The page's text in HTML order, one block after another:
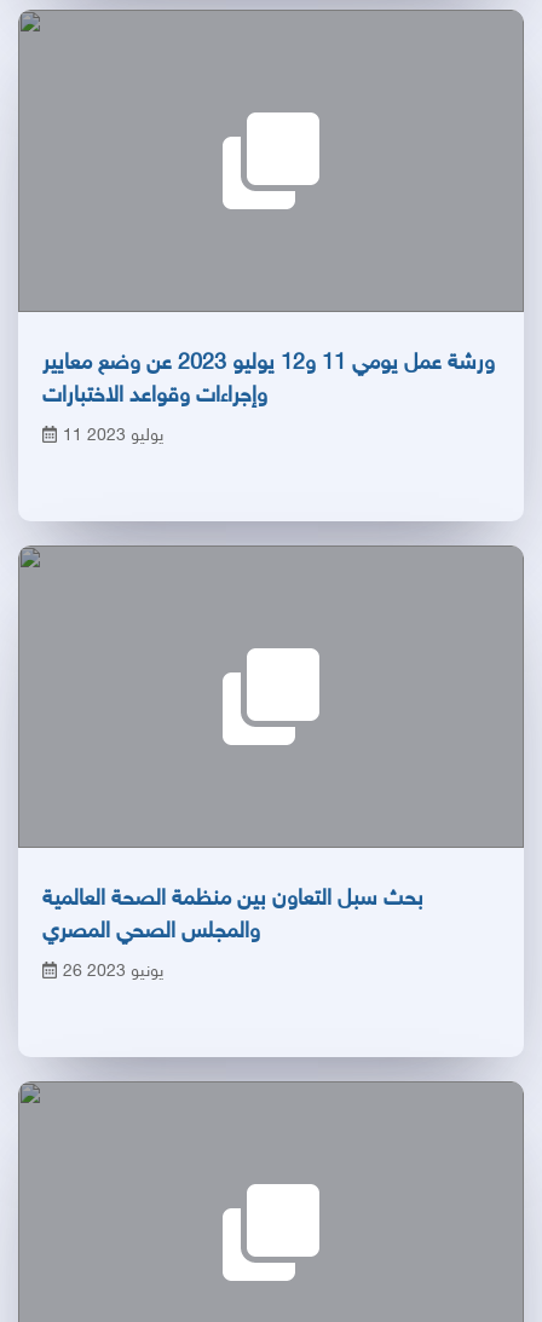
ورشة عمل يومي 11 و12 يوليو 2023 عن وضع معايير
وإجراءات وقواعد الاختبارات
11 يوليو 2023
بحث سبل التعاون بين منظمة الصحة العالمية
والمجلس الصحي المصري
26 يونيو 2023